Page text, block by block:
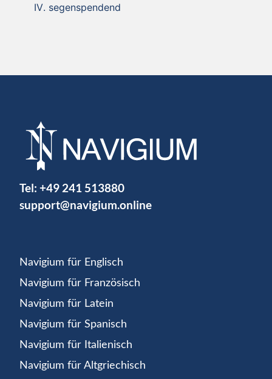
segenspendend
Tel: +49 241 513880
support@navigium.online
Navigium für Englisch
Navigium für Französisch
Navigium für Latein
Navigium für Spanisch
Navigium für Italienisch
Navigium für Altgriechisch